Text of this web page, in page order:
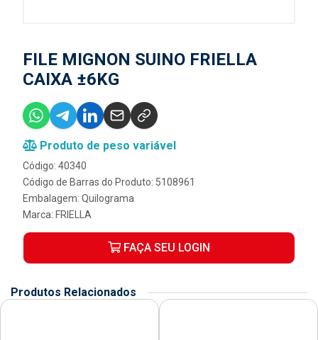
FILE MIGNON SUINO FRIELLA
CAIXA ±6KG
Produto de peso variável
Código: 40340
Código de Barras do Produto: 5108961
Embalagem: Quilograma
Marca: FRIELLA
FAÇA SEU LOGIN
Produtos Relacionados